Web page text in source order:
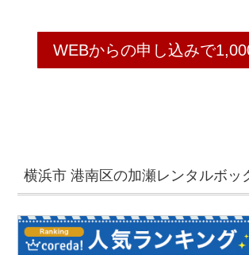
WEBからの申し込みで
横浜市 港南区の加瀬レンタルボッ